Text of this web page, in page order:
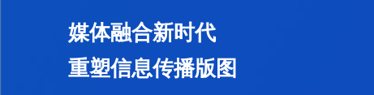
媒体融合新时代
重塑信息传播版图